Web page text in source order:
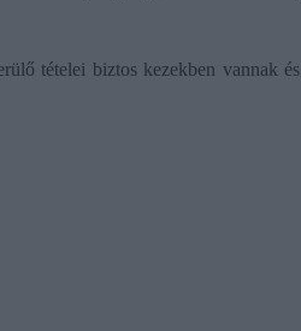
tételei biztos kezekben vannak és